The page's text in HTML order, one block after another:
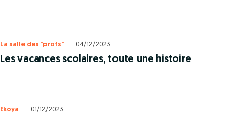
La salle des "profs" 04/12/2023
Les vacances scolaires, toute une histoire
Ekoya 01/12/2023